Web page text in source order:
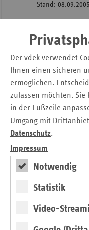
Der vdek verwendet
Ihnen einen sicheren
ermöglichen.
zulassen möchten.
in der Fußzeile
Umgang mit
Datenschutz.
Impressum
Notwendig
Statistik
Video-
Stand: 08.09.2005
Rehabilitation
Stand: 08.09.2005
BAR-
Stand:
BAR-
und
BAR-
Rehabilitation
Stand: 22.01.2004
BAR-